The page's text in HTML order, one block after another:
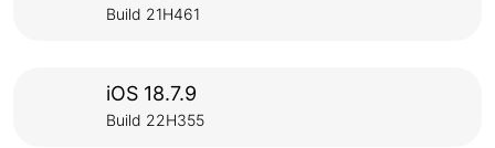
Build 21H461
iOS 18.7.9
Build 22H355